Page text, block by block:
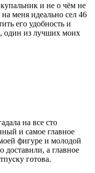
купальник и не о чём не
меня идеально сел 46
его удобность и
один из лучших моих
на все сто
и самое главное
фигуре и молодой
доставили, а главное
готова.